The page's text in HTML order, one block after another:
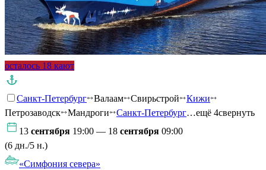
осталось 18 кают
Санкт-Петербург Валаам Свирьстрой
Кижи
Петрозаводск
Мандроги Санкт-Петербург…ещё 4свернуть
13 сентября 19:00 — 18 сентября 09:00
(6 дн./5 н.)
«Симфония севера»